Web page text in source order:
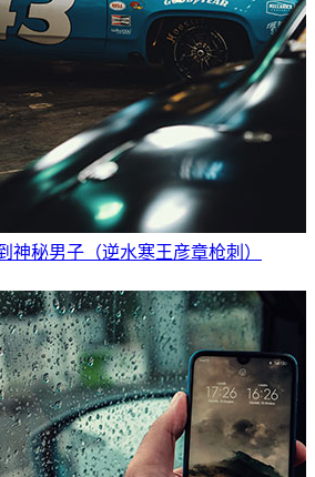
神秘男子（逆水寒王彦章枪刺）